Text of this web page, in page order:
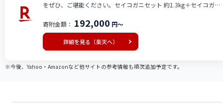
をぜひ、ご堪能ください。セイコガニセット 約1.3kg＋セイコガニ
2026年11月10日～2026年12月25日頃
寄附金額： 192,000 円～
詳細を見る（楽天へ）
※今後、Yahoo・Amazonなど他サイトの参考情報も順次追加予定です。